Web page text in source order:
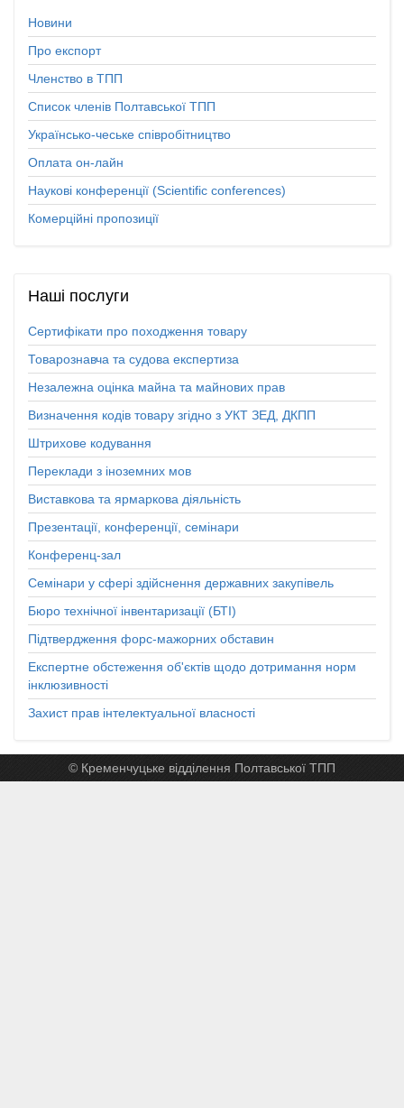
Новини
Про експорт
Членство в ТПП
Список членів Полтавської ТПП
Українсько-чеське співробітництво
Оплата он-лайн
Наукові конференції (Scientific conferences)
Комерційні пропозиції
Наші послуги
Сертифікати про походження товару
Товарознавча та судова експертиза
Незалежна оцінка майна та майнових прав
Визначення кодів товару згідно з УКТ ЗЕД, ДКПП
Штрихове кодування
Переклади з іноземних мов
Виставкова та ярмаркова діяльність
Презентації, конференції, семінари
Конференц-зал
Семінари у сфері здійснення державних закупівель
Бюро технічної інвентаризації (БТІ)
Підтвердження форс-мажорних обставин
Експертне обстеження об'єктів щодо дотримання норм
інклюзивності
Захист прав інтелектуальної власності
© Кременчуцьке відділення Полтавської ТПП